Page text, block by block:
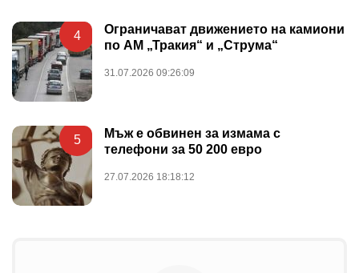
4
Ограничават движението на камиони
по АМ „Тракия“ и „Струма“
31.07.2026 09:26:09
5
Мъж е обвинен за измама с
телефони за 50 200 евро
27.07.2026 18:18:12